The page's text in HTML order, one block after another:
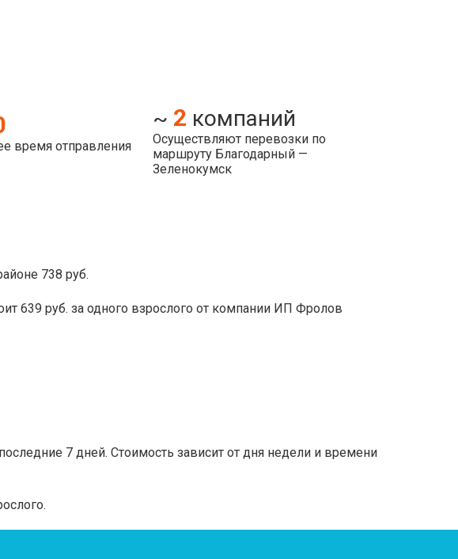
время отправления
~ 2 компаний
Осуществляют перевозки по
маршруту Благодарный —
Зеленокумск
738 руб.
639 руб. за одного взрослого от компании ИП Фролов
7 дней. Стоимость зависит от дня недели и времени